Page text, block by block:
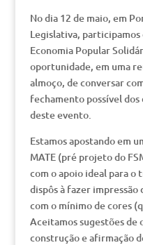
No dia 12 de maio, em
Legislativa,
Economia Popular
oportunidade, em uma
almoço, de conversar
fechamento possível dos
deste evento.
Estamos apostando em
MATE (pré projeto do
com o apoio ideal para o
dispôs à fazer
com o mínimo de cores
Aceitamos sugestões de
construção e afirmação